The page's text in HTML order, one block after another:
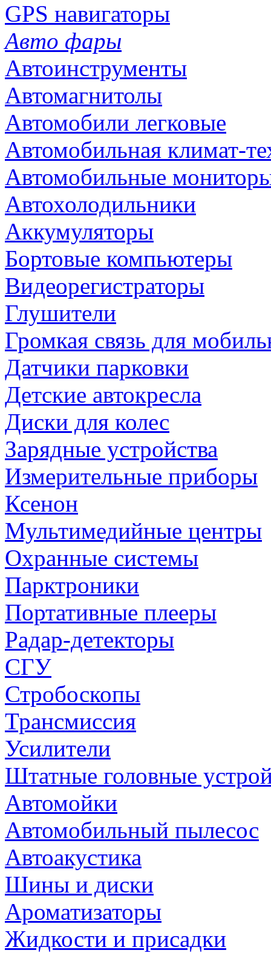
GPS навигаторы
Авто фары
Автоинструменты
Автомагнитолы
Автомобили легковые
Автомобильная климат-
Автомобильные
Автохолодильники
Аккумуляторы
Бортовые компьютеры
Видеорегистраторы
Глушители
Громкая связь для
Датчики парковки
Детские автокресла
Диски для колес
Зарядные устройства
Измерительные приборы
Ксенон
Мультимедийные центры
Охранные системы
Парктроники
Портативные плееры
Радар-детекторы
СГУ
Стробоскопы
Трансмиссия
Усилители
Штатные головные
Автомойки
Автомобильный пылесос
Автоакустика
Шины и диски
Ароматизаторы
Жидкости и присадки